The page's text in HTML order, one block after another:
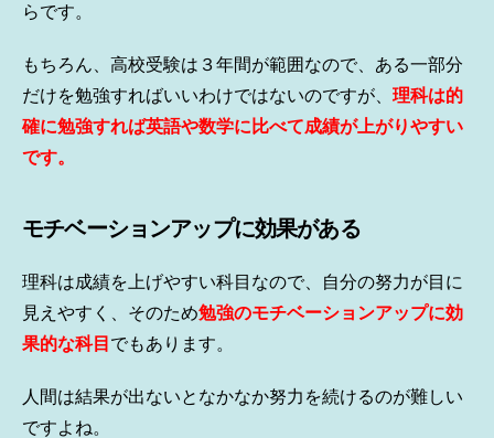
らです。
もちろん、高校受験は３年間が範囲なので、ある一部分
だけを勉強すればいいわけではないのですが、 理科は的
確に勉強すれば英語や数学に比べて成績が上がりやすい
です。
モチベーションアップに効果がある
理科は成績を上げやすい科目なので、自分の努力が目に
見えやすく、そのため勉強のモチベーションアップに効
果的な科目 でもあります。
人間は結果が出ないとなかなか努力を続けるのが難しい
ですよね。